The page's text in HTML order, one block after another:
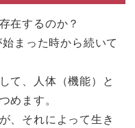
在するのか？
まった時から続いて
て、人体（機能）と
めます。
、それによって生き